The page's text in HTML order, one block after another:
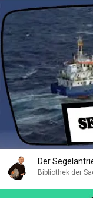
Der
Bibliothek der